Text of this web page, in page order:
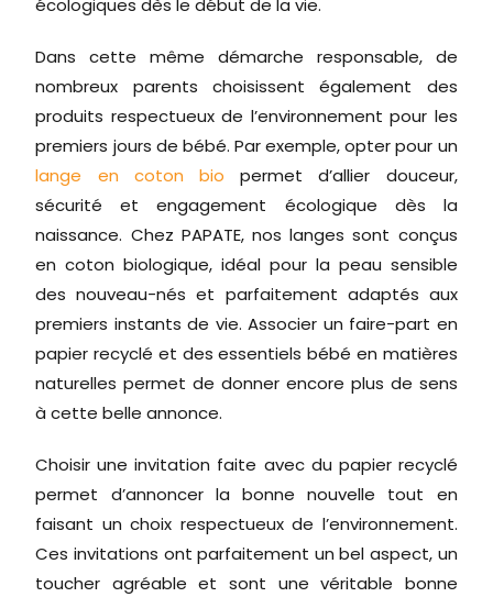
écologiques dès le début de la vie.
Dans cette même démarche responsable, de
nombreux parents choisissent également des
produits respectueux de l’environnement pour les
premiers jours de bébé. Par exemple, opter pour un
lange en coton biopermet d’allier douceur,
sécurité et engagement écologique dès la
naissance. Chez PAPATE, nos langes sont conçus
en coton biologique, idéal pour la peau sensible
des nouveau-nés et parfaitement adaptés aux
premiers instants de vie. Associer un faire-part en
papier recyclé et des essentiels bébé en matières
naturelles permet de donner encore plus de sens
à cette belle annonce.
Choisir une invitation faite avec du papier recyclé
permet d’annoncer la bonne nouvelle tout en
faisant un choix respectueux de l’environnement.
Ces invitations ont parfaitement un bel aspect, un
toucher agréable et sont une véritable bonne